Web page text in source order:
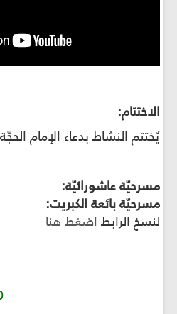
الاختتام:
يُختتم النشاط بدعاء الإمام
مسرحيّة عاشورائيّة:
مسرحيّة بائعة الكبريت:
لنسخ الرابط اضغط هنا